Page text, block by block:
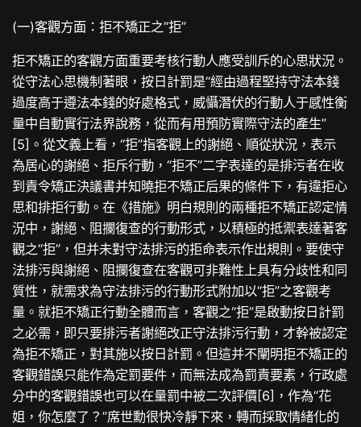
(一)客觀方面：拒不矯正之“拒”
拒不矯正的客觀方面重要考核行動人應受訓斥的心思狀況。
從守法心思機制著眼，按日計罰是“經由過程堅持守法本錢
過度高于遵法本錢的好處格式，威懾潛伏的行動人于感性衡
量中自動實行法界說務，從而有用預防實際守法的產生”
[5]。從文義上看，“拒”指客觀上的謝絕、順從狀況，表示
為居心的謝絕、拒斥行動，“拒不”二字表達的是排污者在收
到責令矯正決議書并知曉拒不矯正后果的條件下，有違拒心
思和排拒行動。在《措施》明白規則的兩種拒不矯正認定情
況中，謝絕、阻攔復查的行動形式，以積極的抵禦表達著客
觀之“拒”，但并未對守法排污的拒命表示作出規則。要使守
法排污與謝絕、阻攔復查在客觀可非難性上具有分歧性和同
質性，就需求為守法排污的行動形式附加以“拒”之客觀考
量。就拒不矯正行動全體而言，客觀之“拒”是啟動按日計罰
之必需，即只要排污者謝絕改正守法排污行動，才幹被認定
為拒不矯正，對其施以按日計罰。但這并不闡明拒不矯正的
客觀錯誤只能作為定罰要件，而無法成為罰責要素，行政處
分中的客觀錯誤也可以在量罰中被二次評價[6]，作為“花
姐，你怎麼了？”席世勳很快冷靜下來，轉而採取情緒化的